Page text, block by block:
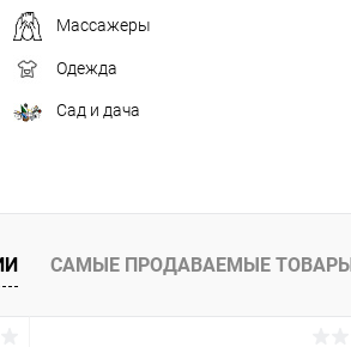
Массажеры
Одежда
Сад и дача
САМЫЕ ПРОДАВАЕМЫЕ ТОВАРЫ